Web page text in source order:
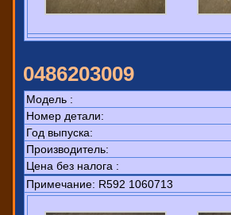
0486203009
Модель :
Номер детали:
Год выпуска:
Производитель:
Цена без налога :
Примечание: R592 1060713